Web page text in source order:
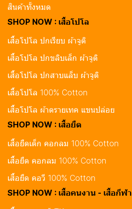
สินค้าทั้งหมด
SHOP NOW : เสื้อโปโล
เสื้อโปโล ปกเรียบ ผ้าจูติ
เสื้อโปโล ปกขลิบเล็ก ผ้าจูติ
เสื้อโปโล ปกสาบแล็บ ผ้าจูติ
เสื้อโปโล 100% Cotton
เสื้อโปโล ผ้าดรายเทค แขนปล่อย
SHOP NOW : เสื้อยืด
เสื้อยืดเด็ก คอกลม 100% Cotton
เสื้อยืด คอกลม 100% Cotton
เสื้อยืด คอวี 100% Cotton
SHOP NOW : เสื้อคนงาน - เสื้อกีฬา